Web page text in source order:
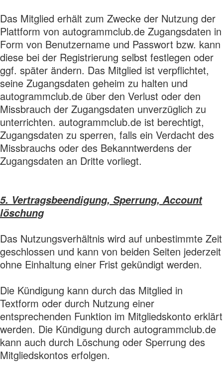
Das Mitglied erhält zum Zwecke der Nutzung der
Plattform von autogrammclub.de Zugangsdaten in
Form von Benutzername und Passwort bzw. kann
diese bei der Registrierung selbst festlegen oder
ggf. später ändern. Das Mitglied ist verpflichtet,
seine Zugangsdaten geheim zu halten und
autogrammclub.de über den Verlust oder den
Missbrauch der Zugangsdaten unverzüglich zu
unterrichten. autogrammclub.de ist berechtigt,
Zugangsdaten zu sperren, falls ein Verdacht des
Missbrauchs oder des Bekanntwerdens der
Zugangsdaten an Dritte vorliegt.
5. Vertragsbeendigung, Sperrung, Account
löschung
Das Nutzungsverhältnis wird auf unbestimmte Zeit
geschlossen und kann von beiden Seiten jederzeit
ohne Einhaltung einer Frist gekündigt werden.
Die Kündigung kann durch das Mitglied in
Textform oder durch Nutzung einer
entsprechenden Funktion im Mitgliedskonto erklärt
werden. Die Kündigung durch autogrammclub.de
kann auch durch Löschung oder Sperrung des
Mitgliedskontos erfolgen.